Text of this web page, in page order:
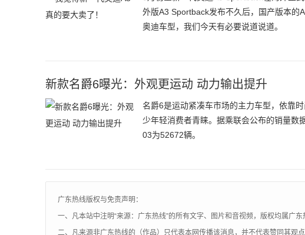
外版A3 Sportback发布不久后，国产版本的
奥迪车型，我们今天有必要说道说道。
新款名爵6曝光：外观更运动 动力输出提升
名爵6是运动紧凑车市场的主力车型，依靠
少年轻消费者青睐。据乘联会公布的销量数
03为52672辆。
广东热线版权与免责声明：
一、凡本站中注明“来源：广东热线”的所有文字、图片和音视频，版权均属广
二、凡来源非广东热线的（作品）只代表本网传播该消息，并不代表赞同其观点